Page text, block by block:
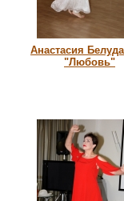
Анастасия
"Любовь"